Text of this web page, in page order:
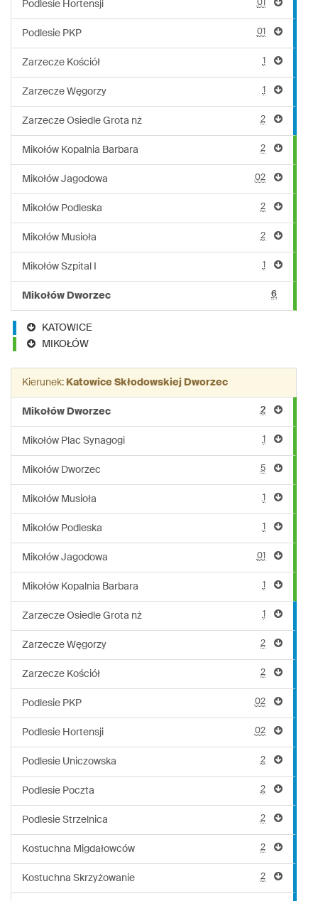
Podlesie Hortensji 01
Podlesie PKP 01
Zarzecze Kościół 1
Zarzecze Węgorzy 1
Zarzecze Osiedle Grota nż 2
Mikołów Kopalnia Barbara 2
Mikołów Jagodowa 02
Mikołów Podleska 2
Mikołów Musioła 2
Mikołów Szpital I 1
Mikołów Dworzec 6
KATOWICE
MIKOŁÓW
Kierunek: Katowice Skłodowskiej Dworzec
Mikołów Dworzec 2
Mikołów Plac Synagogi 1
Mikołów Dworzec 5
Mikołów Musioła 1
Mikołów Podleska 1
Mikołów Jagodowa 01
Mikołów Kopalnia Barbara 1
Zarzecze Osiedle Grota nż 1
Zarzecze Węgorzy 2
Zarzecze Kościół 2
Podlesie PKP 02
Podlesie Hortensji 02
Podlesie Uniczowska 2
Podlesie Poczta 2
Podlesie Strzelnica 2
Kostuchna Migdałowców 2
Kostuchna Skrzyżowanie 2